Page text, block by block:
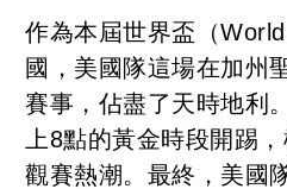
作為本屆世界盃（
國，美國隊這場在加州
賽事，佔盡了天時地利
上8點的黃金時段開踢
觀賽熱潮。最終，美國